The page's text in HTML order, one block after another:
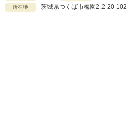
所在地 茨城県つくば市梅園2-2-20-102